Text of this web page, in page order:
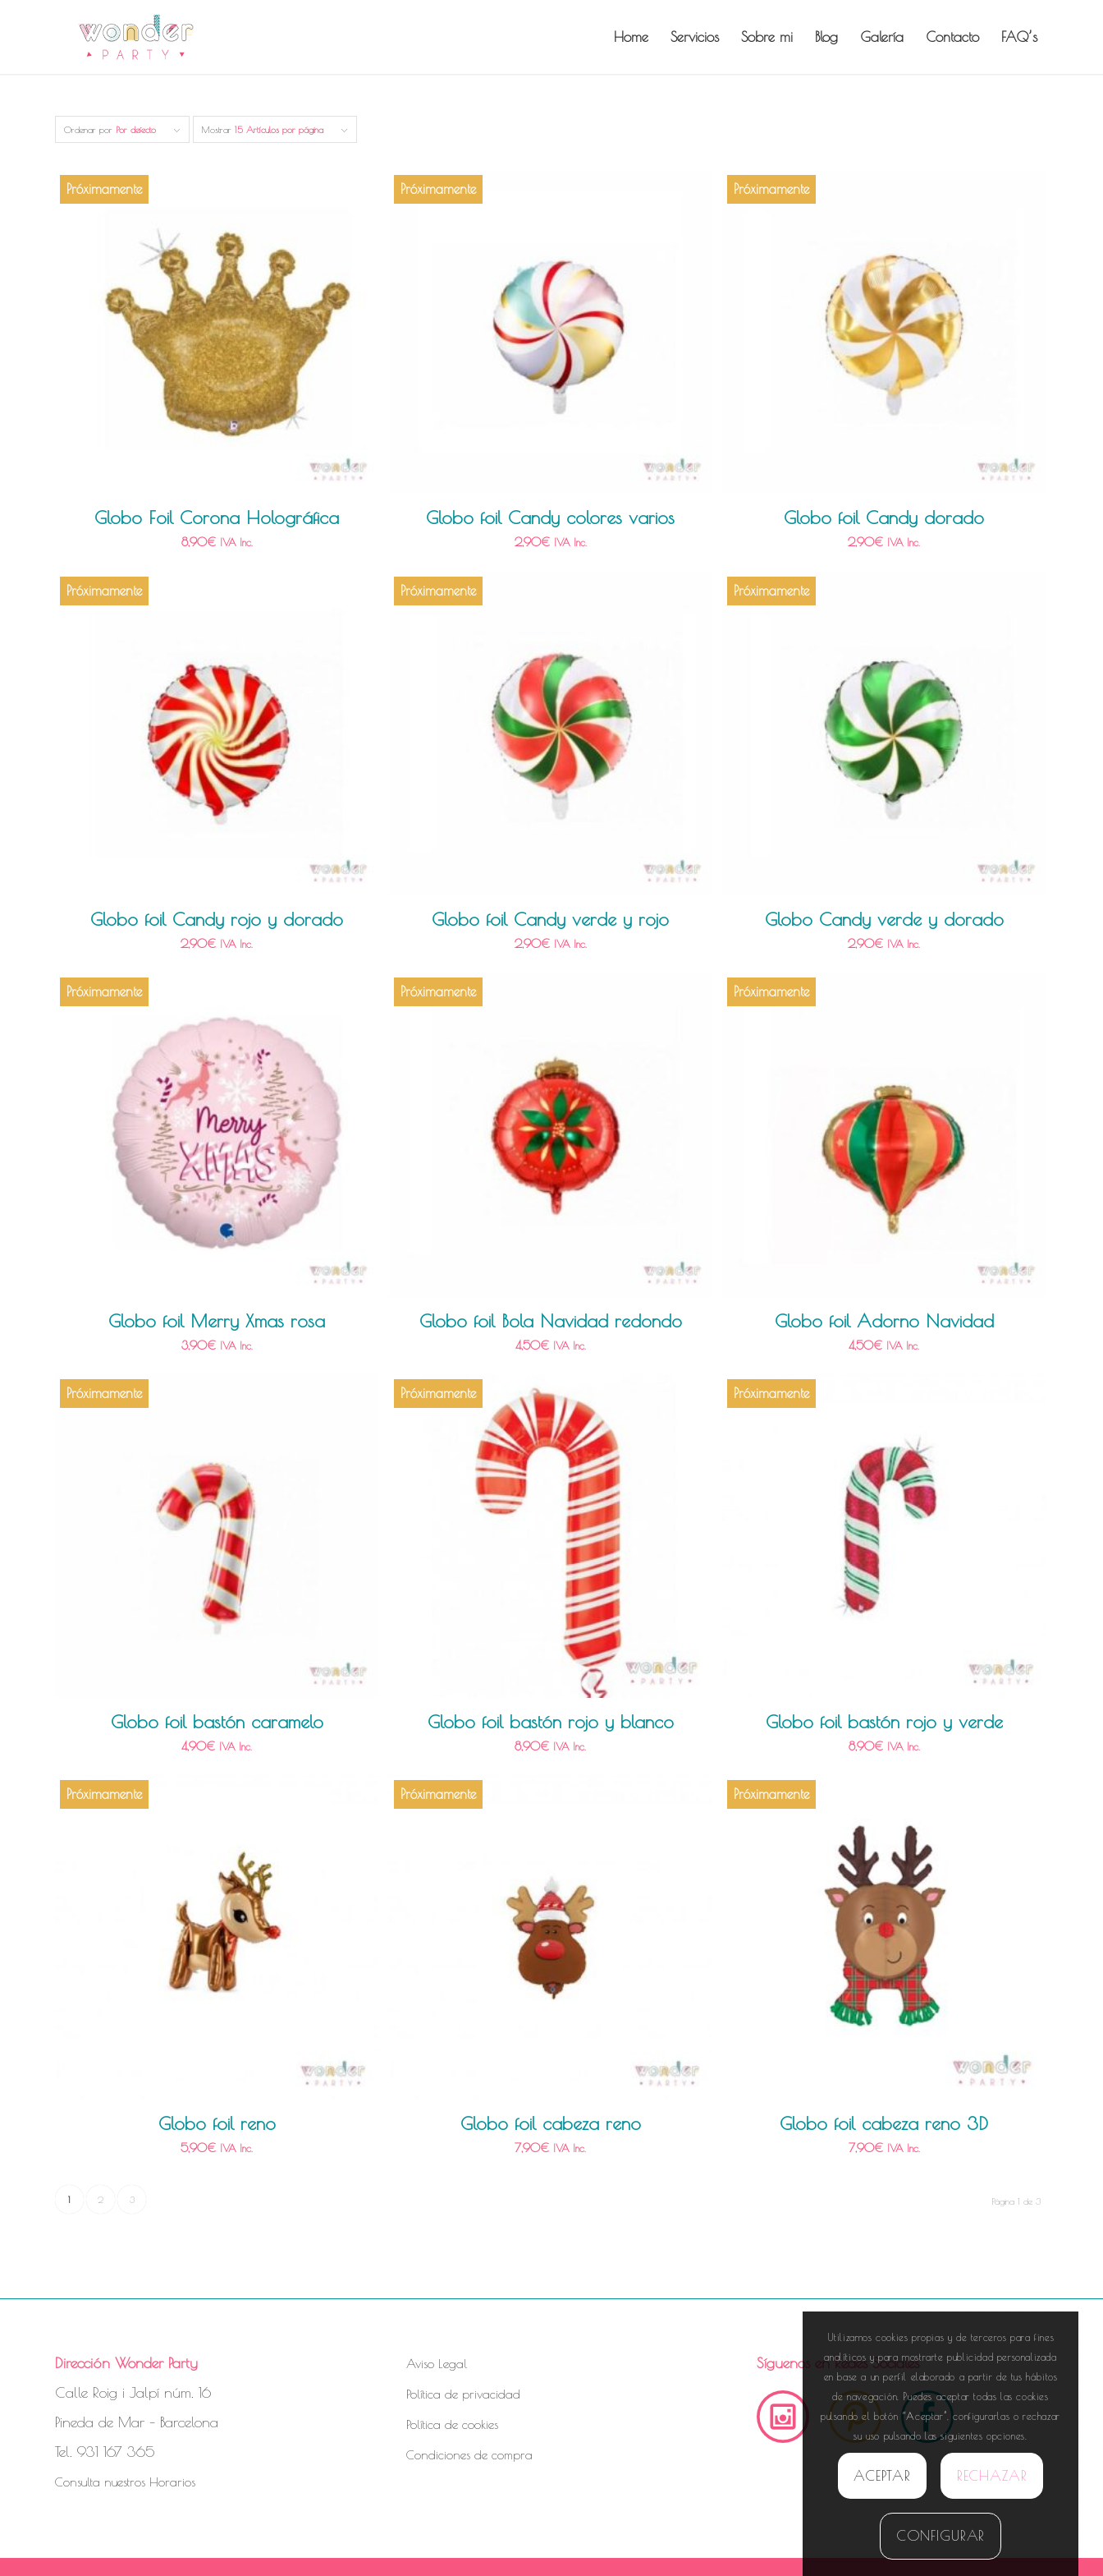
Home Servicios Sobre mi Blog Galería Contacto FAQ’s
Ordenar por Por defecto Mostrar 15 Artículos por página
Próximamente
Globo Foil Corona Holográfica
8,90€ IVA Inc.
Próximamente
Globo foil Candy colores varios
2,90€ IVA Inc.
Próximamente
Globo foil Candy dorado
2,90€ IVA Inc.
Próximamente
Globo foil Candy rojo y dorado
2,90€ IVA Inc.
Próximamente
Globo foil Candy verde y rojo
2,90€ IVA Inc.
Próximamente
Globo Candy verde y dorado
2,90€ IVA Inc.
Próximamente
Globo foil Merry Xmas rosa
3,90€ IVA Inc.
Próximamente
Globo foil Bola Navidad redondo
4,50€ IVA Inc.
Próximamente
Globo foil Adorno Navidad
4,50€ IVA Inc.
Próximamente
Globo foil bastón caramelo
4,90€ IVA Inc.
Próximamente
Globo foil bastón rojo y blanco
8,90€ IVA Inc.
Próximamente
Globo foil bastón rojo y verde
8,90€ IVA Inc.
Próximamente
Globo foil reno
5,90€ IVA Inc.
Próximamente
Globo foil cabeza reno
7,90€ IVA Inc.
Próximamente
Globo foil cabeza reno 3D
7,90€ IVA Inc.
Página 1 de 3
1 2 3
Dirección Wonder Party
Calle Roig i Jalpí núm. 16
Pineda de Mar – Barcelona
Tel. 931 167 365
Consulta nuestros Horarios
Aviso Legal
Política de privacidad
Política de cookies
Condiciones de compra
Síguenos en Redes Sociales
Utilizamos cookies propias y de terceros para fines
analíticos y para mostrarte publicidad personalizada
en base a un perfil elaborado a partir de tus hábitos
de navegación. Puedes aceptar todas las cookies
pulsando el botón “Aceptar”, configurarlas o rechazar
su uso pulsando las siguientes opciones.
ACEPTAR RECHAZAR
CONFIGURAR